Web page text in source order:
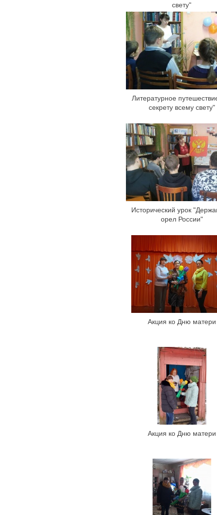
свету"
Литературное
секрету всему свету"
Исторический урок
орел России"
Акция ко Дню матери
Акция ко Дню матери